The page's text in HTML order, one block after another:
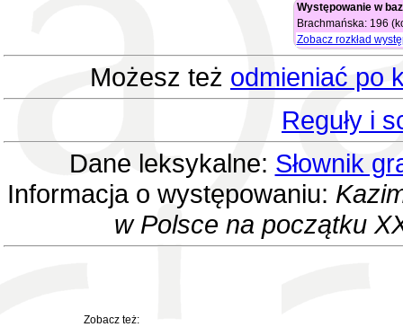
Występowanie w
Brachmańska: 196
Zobacz rozkład
Możesz też odmieniać po
Reguły i
Dane leksykalne: Słownik
Informacja o występowaniu:
w Polsce na początku
Zobacz też: